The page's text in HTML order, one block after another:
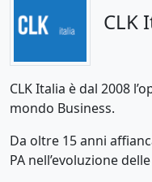
CLK
CLK Italia è dal 2008
mondo Business.
Da oltre 15 anni
PA nell’evoluzione